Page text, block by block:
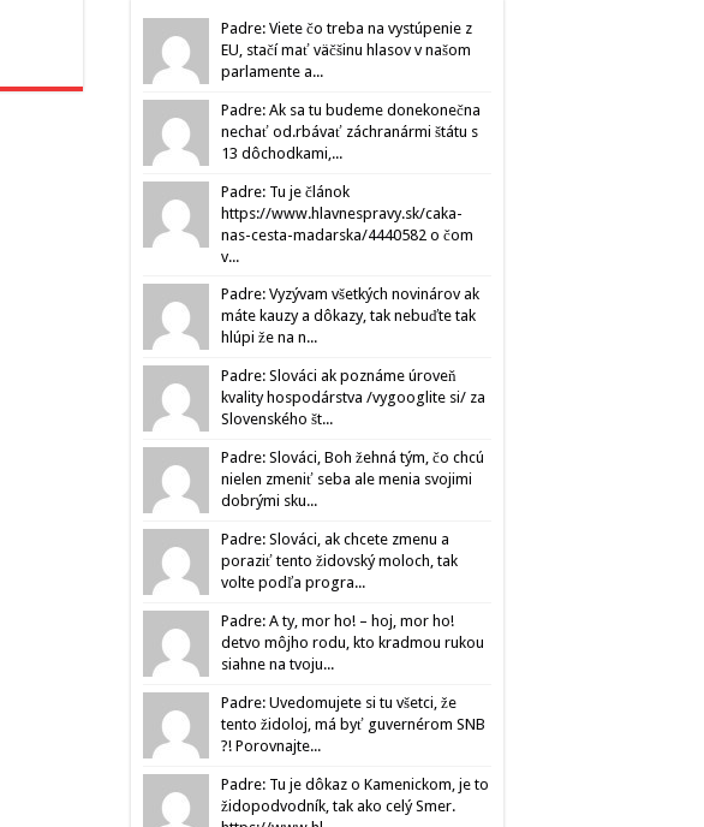
Padre: Viete čo treba na vystúpenie z
EU, stačí mať väčšinu hlasov v našom
parlamente a...
Padre: Ak sa tu budeme donekonečna
nechať od.rbávať záchranármi štátu s
13 dôchodkami,...
Padre: Tu je článok
https://www.hlavnespravy.sk/caka-
nas-cesta-madarska/4440582 o čom
v...
Padre: Vyzývam všetkých novinárov ak
máte kauzy a dôkazy, tak nebuďte tak
hlúpi že na n...
Padre: Slováci ak poznáme úroveň
kvality hospodárstva /vygooglite si/ za
Slovenského št...
Padre: Slováci, Boh žehná tým, čo chcú
nielen zmeniť seba ale menia svojimi
dobrými sku...
Padre: Slováci, ak chcete zmenu a
poraziť tento židovský moloch, tak
volte podľa progra...
Padre: A ty, mor ho! – hoj, mor ho!
detvo môjho rodu, kto kradmou rukou
siahne na tvoju...
Padre: Uvedomujete si tu všetci, že
tento židoloj, má byť guvernérom SNB
?! Porovnajte...
Padre: Tu je dôkaz o Kamenickom, je to
židopodvodník, tak ako celý Smer.